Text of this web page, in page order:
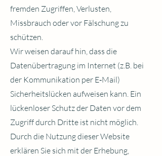
fremden Zugriffen, Verlusten,
Missbrauch oder vor Fälschung zu
schützen.
Wir weisen darauf hin, dass die
Datenübertragung im Internet (z.B. bei
der Kommunikation per E‑Mail)
Sicherheitslücken aufweisen kann. Ein
lückenloser Schutz der Daten vor dem
Zugriff durch Dritte ist nicht möglich.
Durch die Nutzung dieser Website
erklären Sie sich mit der Erhebung,